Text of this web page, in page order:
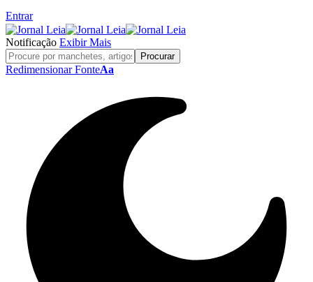
Entrar
Notificação Exibir Mais
Redimensionar FonteAa